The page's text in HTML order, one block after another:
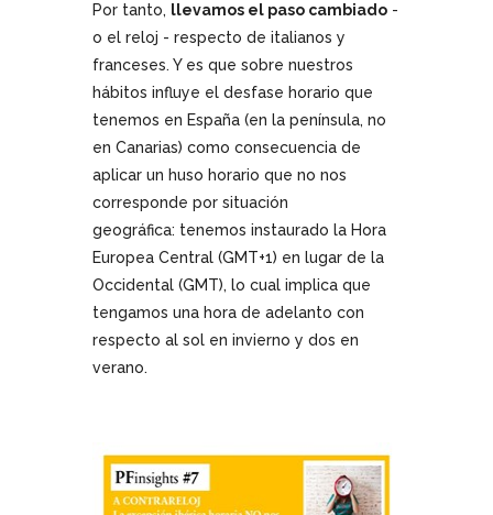
Por tanto, llevamos el paso cambiado -
o el reloj - respecto de italianos y
franceses. Y es que sobre nuestros
hábitos influye el desfase horario que
tenemos en España (en la península, no
en Canarias) como consecuencia de
aplicar un huso horario que no nos
corresponde por situación
geográfica: tenemos instaurado la Hora
Europea Central (GMT+1) en lugar de la
Occidental (GMT), lo cual implica que
tengamos una hora de adelanto con
respecto al sol en invierno y dos en
verano.